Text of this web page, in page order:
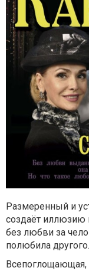
Размеренный и
создаёт иллюзию
без любви за
полюбила другого.